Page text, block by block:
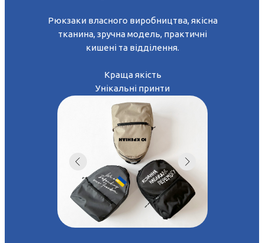
Рюкзаки власного виробництва, якісна
тканина, зручна модель, практичні
кишені та відділення.
Краща якість
Унікальні принти